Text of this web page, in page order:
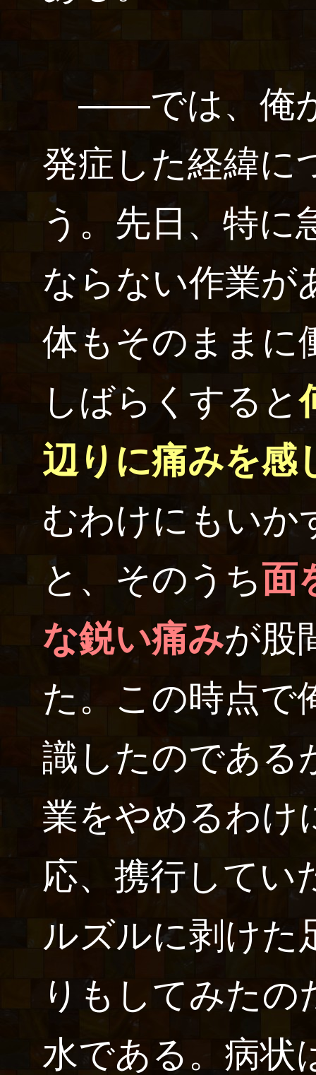
――では、俺
発症した経緯に
う。先日、特に
ならない作業が
体もそのままに
しばらくすると
辺りに痛みを感
むわけにもいか
と、そのうち面
な鋭い痛みが股
た。この時点で
識したのである
業をやめるわけ
応、携行してい
ルズルに剥けた
りもしてみた
水である。病状